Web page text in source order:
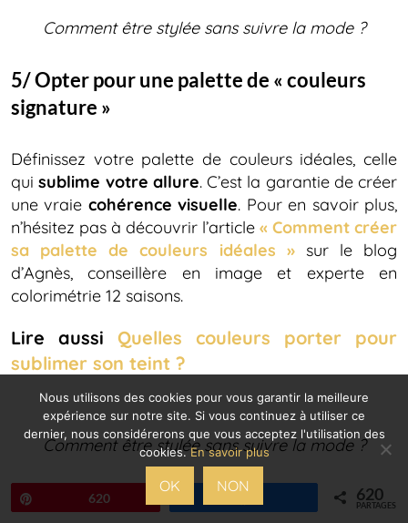
Comment être stylée sans suivre la mode ?
5/ Opter pour une palette de « couleurs
signature »
Définissez votre palette de couleurs idéales, celle
quisublime votre allure. C’est la garantie de créer
une vraie cohérence visuelle. Pour en savoir plus,
n’hésitez pas à découvrir l’article « Comment créer
sa palette de couleurs idéales »sur le blog
d’Agnès, conseillère en image et experte en
colorimétrie 12 saisons.
Lire aussi Quelles couleurs porter pour
sublimer son teint ?
Comment être stylée sans suivre la mode ?
6/ Choisir la qualité plutôt que la quantité
Nous utilisons des cookies pour vous garantir la meilleure
expérience sur notre site. Si vous continuez à utiliser ce
dernier, nous considérerons que vous acceptez l'utilisation des
cookies.En savoir plus
OK NON
620 620
PARTAGES